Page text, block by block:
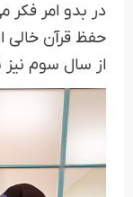
در بدو امر
حفظ قرآن خالی
از سال سوم